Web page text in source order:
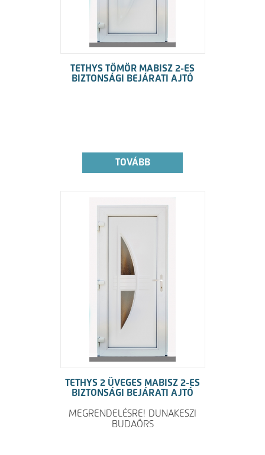
TETHYS TÖMÖR MABISZ 2-ES
BIZTONSÁGI BEJÁRATI AJTÓ
TOVÁBB
TETHYS 2 ÜVEGES MABISZ 2-ES
BIZTONSÁGI BEJÁRATI AJTÓ
MEGRENDELÉSRE! DUNAKESZI
BUDAÖRS